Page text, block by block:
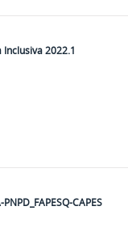
2022.1
CAPES